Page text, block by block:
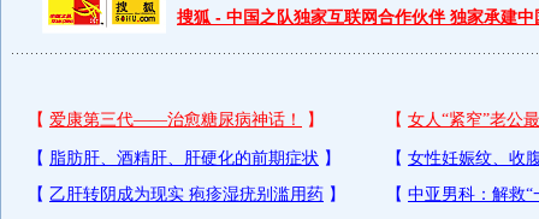
搜狐 - 中国之队独家互联网合作伙伴 独家承建中